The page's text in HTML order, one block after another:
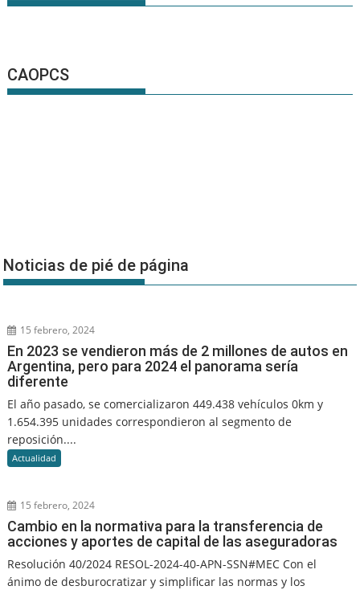
CAOPCS
Noticias de pié de página
15 febrero, 2024
En 2023 se vendieron más de 2 millones de autos en
Argentina, pero para 2024 el panorama sería
diferente
El año pasado, se comercializaron 449.438 vehículos 0km y
1.654.395 unidades correspondieron al segmento de
reposición....
Actualidad
15 febrero, 2024
Cambio en la normativa para la transferencia de
acciones y aportes de capital de las aseguradoras
Resolución 40/2024 RESOL-2024-40-APN-SSN#MEC Con el
ánimo de desburocratizar y simplificar las normas y los